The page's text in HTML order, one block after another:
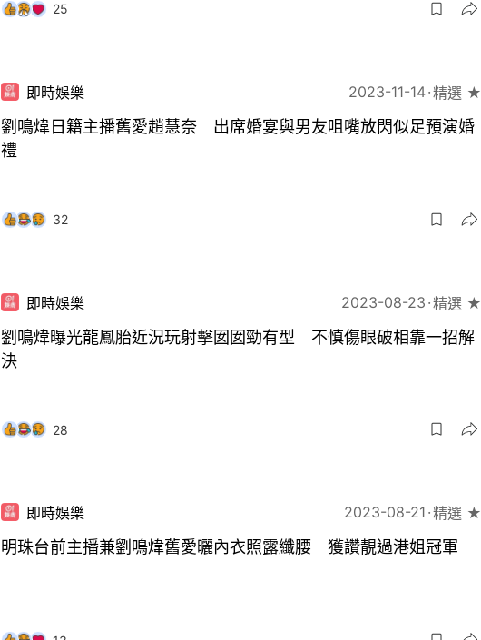
25
即時娛樂 2023-11-14 精選 ★
劉鳴煒日籍主播舊愛趙慧奈 出席婚宴與男友咀嘴放閃似足預演婚
禮
32
即時娛樂 2023-08-23 精選 ★
劉鳴煒曝光龍鳳胎近況玩射擊囡囡勁有型 不慎傷眼破相靠一招解
決
28
即時娛樂 2023-08-21 精選 ★
明珠台前主播兼劉鳴煒舊愛曬內衣照露纖腰 獲讚靚過港姐冠軍